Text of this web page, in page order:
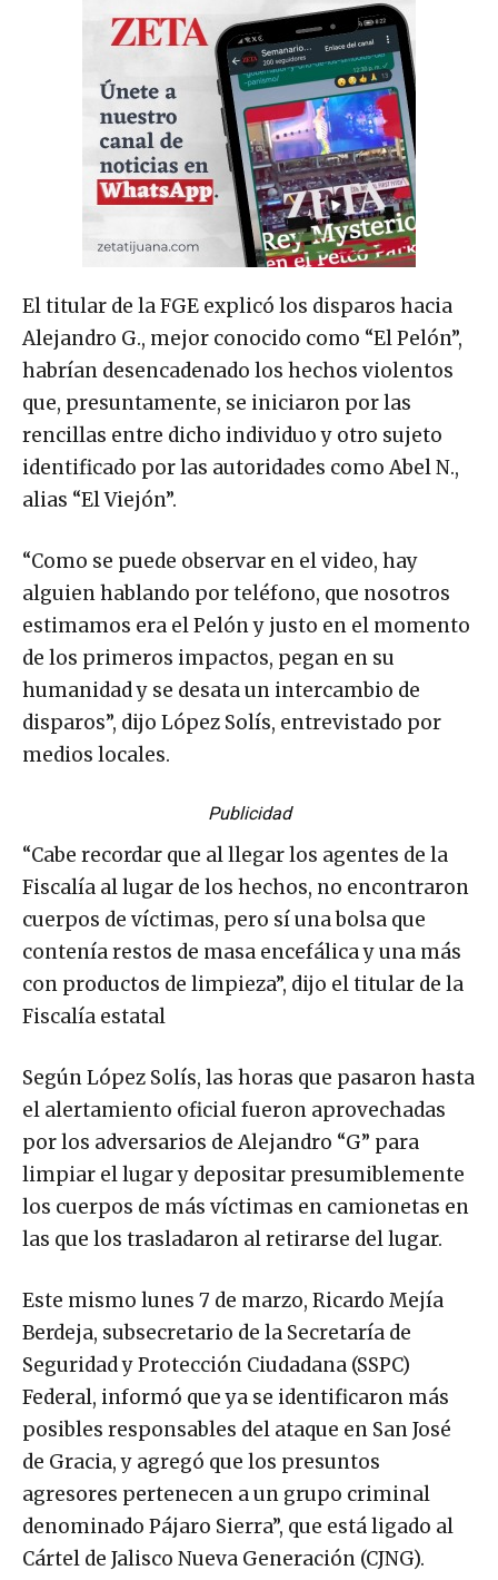
El titular de la FGE explicó los disparos hacia
Alejandro G., mejor conocido como “El Pelón”,
habrían desencadenado los hechos violentos
que, presuntamente, se iniciaron por las
rencillas entre dicho individuo y otro sujeto
identificado por las autoridades como Abel N.,
alias “El Viejón”.
“Como se puede observar en el video, hay
alguien hablando por teléfono, que nosotros
estimamos era el Pelón y justo en el momento
de los primeros impactos, pegan en su
humanidad y se desata un intercambio de
disparos”, dijo López Solís, entrevistado por
medios locales.
Publicidad
“Cabe recordar que al llegar los agentes de la
Fiscalía al lugar de los hechos, no encontraron
cuerpos de víctimas, pero sí una bolsa que
contenía restos de masa encefálica y una más
con productos de limpieza”, dijo el titular de la
Fiscalía estatal
Según López Solís, las horas que pasaron hasta
el alertamiento oficial fueron aprovechadas
por los adversarios de Alejandro “G” para
limpiar el lugar y depositar presumiblemente
los cuerpos de más víctimas en camionetas en
las que los trasladaron al retirarse del lugar.
Este mismo lunes 7 de marzo, Ricardo Mejía
Berdeja, subsecretario de la Secretaría de
Seguridad y Protección Ciudadana (SSPC)
Federal, informó que ya se identificaron más
posibles responsables del ataque en San José
de Gracia, y agregó que los presuntos
agresores pertenecen a un grupo criminal
denominado Pájaro Sierra”, que está ligado al
Cártel de Jalisco Nueva Generación (CJNG).